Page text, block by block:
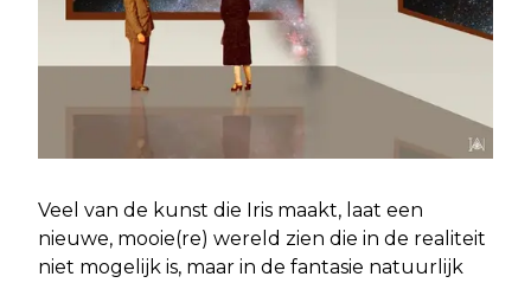
Veel van de kunst die Iris maakt, laat een
nieuwe, mooie(re) wereld zien die in de realiteit
niet mogelijk is, maar in de fantasie natuurlijk